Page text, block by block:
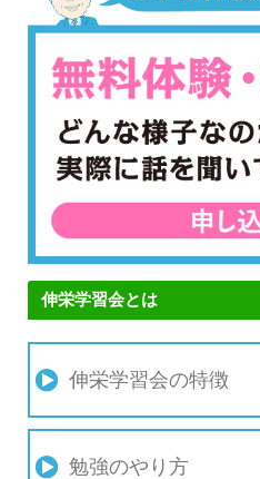
伸栄学習会とは
伸栄学習会の特徴
勉強のやり方